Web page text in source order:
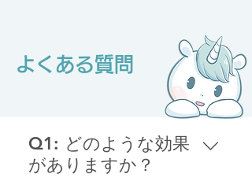
​よくある質問
Q1: どのような効果
がありますか？